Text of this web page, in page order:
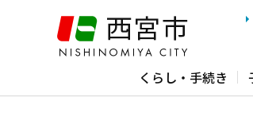
ジ
くらし・手続き